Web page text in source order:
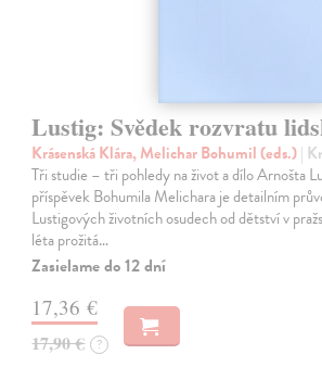
Lustig: Svědek rozvratu
Krásenská Klára, Melichar Bohumil (eds.)|
Tři studie – tři pohledy na život a dílo Arnošta
příspěvek Bohumila Melichara je detailním
Lustigových životních osudech od dětství v
léta prožitá…
Zasielame do 12 dní
17,36 €
17,90 € ?